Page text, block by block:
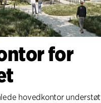
for
hovedkontor